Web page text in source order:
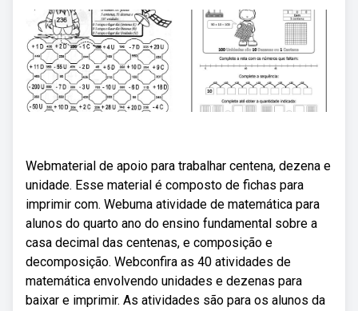
Webmaterial de apoio para trabalhar centena, dezena e
unidade. Esse material é composto de fichas para
imprimir com. Webuma atividade de matemática para
alunos do quarto ano do ensino fundamental sobre a
casa decimal das centenas, e composição e
decomposição. Webconfira as 40 atividades de
matemática envolvendo unidades e dezenas para
baixar e imprimir. As atividades são para os alunos da